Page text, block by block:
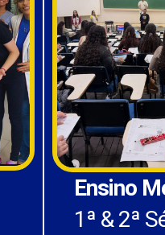
Ensino
1ª & 2ª